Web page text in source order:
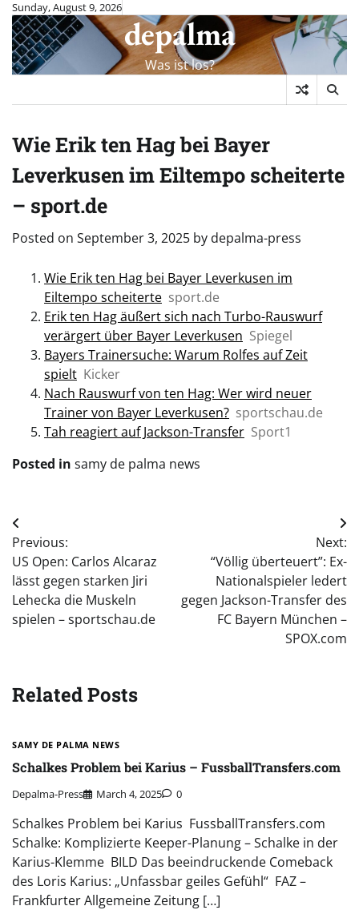
Skip
content
Sunday, August 9, 2026
depalma
Was ist los?
Wie Erik ten Hag bei Bayer
Leverkusen im Eiltempo scheiterte
– sport.de
Posted on September 3, 2025 by depalma-press
Wie Erik ten Hag bei Bayer Leverkusen im
Eiltempo scheiterte sport.de
Erik ten Hag äußert sich nach Turbo-Rauswurf
verärgert über Bayer Leverkusen Spiegel
Bayers Trainersuche: Warum Rolfes auf Zeit
spielt Kicker
Nach Rauswurf von ten Hag: Wer wird neuer
Trainer von Bayer Leverkusen? sportschau.de
Tah reagiert auf Jackson-Transfer Sport1
Posted in samy de palma news
Post
navigation
Previous:
US Open: Carlos Alcaraz
lässt gegen starken Jiri
Lehecka die Muskeln
spielen – sportschau.de
Next:
“Völlig überteuert”: Ex-
Nationalspieler ledert
gegen Jackson-Transfer des
FC Bayern München –
SPOX.com
Related Posts
SAMY DE PALMA NEWS
Schalkes Problem bei Karius – FussballTransfers.com
Depalma-Press March 4, 2025 0
Schalkes Problem bei Karius FussballTransfers.com
Schalke: Komplizierte Keeper-Planung – Schalke in der
Karius-Klemme BILD Das beeindruckende Comeback
des Loris Karius: „Unfassbar geiles Gefühl“ FAZ –
Frankfurter Allgemeine Zeitung […]